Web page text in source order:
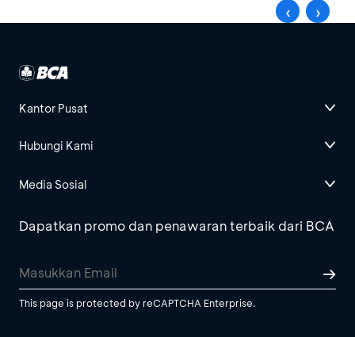
‹ ›
Kantor Pusat
Hubungi Kami
Media Sosial
Dapatkan promo dan penawaran terbaik dari BCA
This page is protected by reCAPTCHA Enterprise.